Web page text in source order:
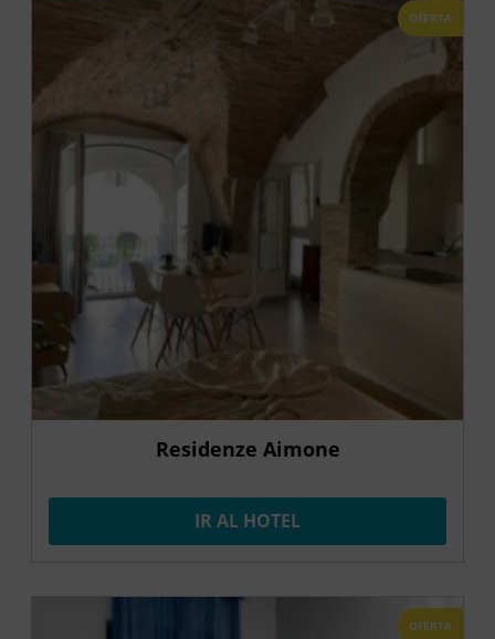
OFERTA
Residenze Aimone
IR AL HOTEL
OFERTA